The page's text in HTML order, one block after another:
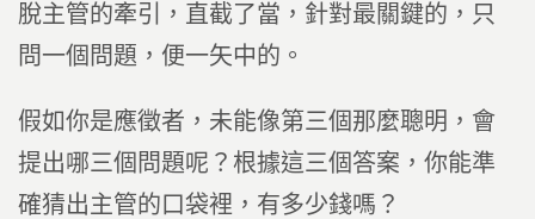
脫主管的牽引，直截了當，針對最關鍵的，只
問一個問題，便一矢中的。
假如你是應徵者，未能像第三個那麼聰明，會
提出哪三個問題呢？根據這三個答案，你能準
確猜出主管的口袋裡，有多少錢嗎？